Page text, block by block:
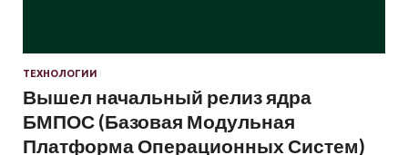
ТЕХНОЛОГИИ
Вышел начальный релиз ядра
БМПОС (Базовая Модульная
Платформа Операционных Систем)